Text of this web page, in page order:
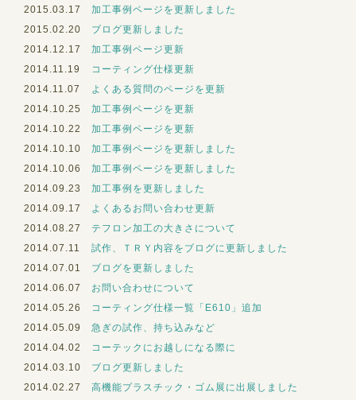
2015.03.17
加工事例ページを更新しました
2015.02.20
ブログ更新しました
2014.12.17
加工事例ページ更新
2014.11.19
コーティング仕様更新
2014.11.07
よくある質問のページを更新
2014.10.25
加工事例ページを更新
2014.10.22
加工事例ページを更新
2014.10.10
加工事例ページを更新しました
2014.10.06
加工事例ページを更新しました
2014.09.23
加工事例を更新しました
2014.09.17
よくあるお問い合わせ更新
2014.08.27
テフロン加工の大きさについて
2014.07.11
試作、ＴＲＹ内容をブログに更新しました
2014.07.01
ブログを更新しました
2014.06.07
お問い合わせについて
2014.05.26
コーティング仕様一覧「E610」追加
2014.05.09
急ぎの試作、持ち込みなど
2014.04.02
コーテックにお越しになる際に
2014.03.10
ブログ更新しました
2014.02.27
高機能プラスチック・ゴム展に出展しました